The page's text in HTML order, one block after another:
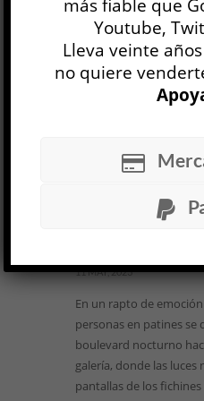
LEER MÁS
11 MAY, 2023
En un rapto de
personas en patines se
boulevard nocturno
galería, donde las luces
pantallas de los
más fiable que
Youtube,
Lleva veinte
no quiere